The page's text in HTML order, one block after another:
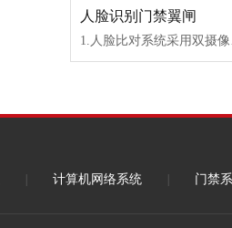
人脸识别门禁翼闸
计算机网络系统 门禁